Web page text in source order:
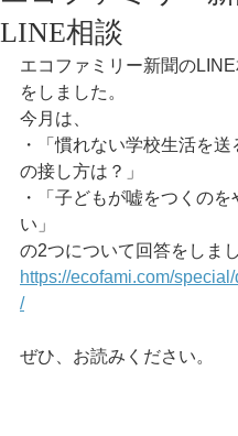
LINE相談
エコファミリー新聞の
をしました。
今月は、
・「慣れない学校生活を送
の接し方は？」
・「子どもが嘘をつくのを
い」
の2つについて回答をしまし
https://ecofami.com/
/
ぜひ、お読みください。